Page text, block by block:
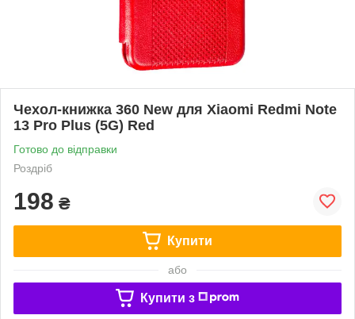
Чехол-книжка 360 New для Xiaomi Redmi Note
13 Pro Plus (5G) Red
Готово до відправки
Роздріб
198 ₴
Купити
або
Купити з